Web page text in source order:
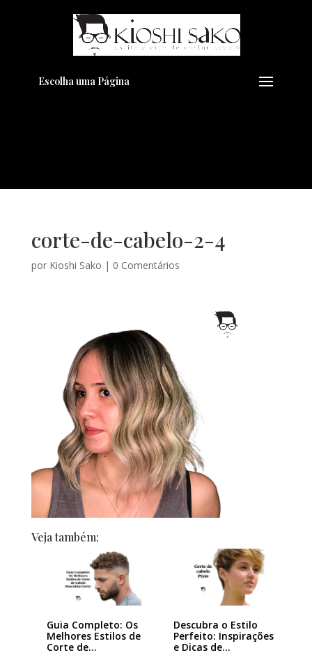
Escolha uma Página
corte-de-cabelo-2-4
por Kioshi Sako | 0 Comentários
Veja também:
Guia Completo: Os
Melhores Estilos de
Corte de…
Descubra o Estilo
Perfeito: Inspirações
e Dicas de…
Pensando em transformar seu
Visual??